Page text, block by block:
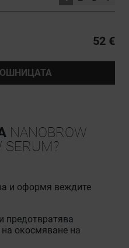
52 €
NANOBROW
SERUM?
и оформя веждите
предотвратява
на окосмяване на